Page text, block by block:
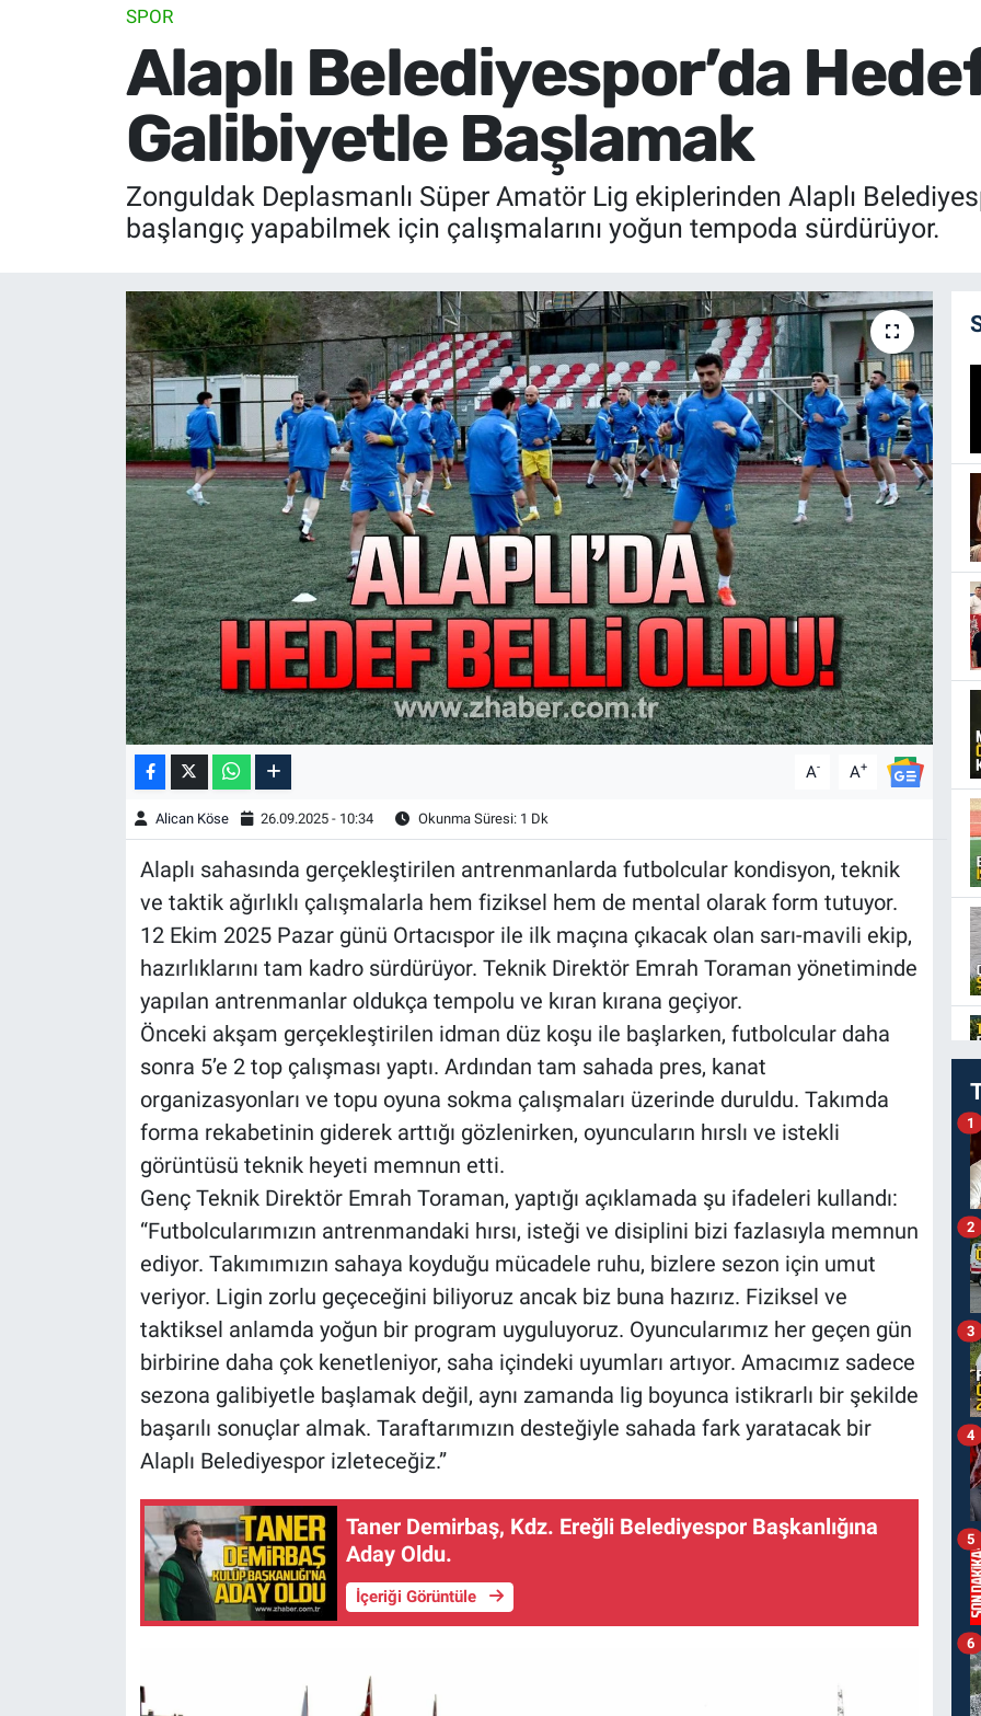
SPOR
Alaplı Belediyespor’da
Galibiyetle Başlamak
Zonguldak Deplasmanlı Süper Amatör Lig ekiplerinden Alaplı
başlangıç yapabilmek için çalışmalarını yoğun tempoda sürdürüyor.
A- A+
Alican Köse 26.09.2025 - 10:34 Okunma Süresi: 1 Dk
Alaplı sahasında gerçekleştirilen antrenmanlarda futbolcular kondisyon, teknik
ve taktik ağırlıklı çalışmalarla hem fiziksel hem de mental olarak form tutuyor.
12 Ekim 2025 Pazar günü Ortacıspor ile ilk maçına çıkacak olan sarı-mavili ekip,
hazırlıklarını tam kadro sürdürüyor. Teknik Direktör Emrah Toraman yönetiminde
yapılan antrenmanlar oldukça tempolu ve kıran kırana geçiyor.
Önceki akşam gerçekleştirilen idman düz koşu ile başlarken, futbolcular daha
sonra 5’e 2 top çalışması yaptı. Ardından tam sahada pres, kanat
organizasyonları ve topu oyuna sokma çalışmaları üzerinde duruldu. Takımda
forma rekabetinin giderek arttığı gözlenirken, oyuncuların hırslı ve istekli
görüntüsü teknik heyeti memnun etti.
Genç Teknik Direktör Emrah Toraman, yaptığı açıklamada şu ifadeleri kullandı:
“Futbolcularımızın antrenmandaki hırsı, isteği ve disiplini bizi fazlasıyla memnun
ediyor. Takımımızın sahaya koyduğu mücadele ruhu, bizlere sezon için umut
veriyor. Ligin zorlu geçeceğini biliyoruz ancak biz buna hazırız. Fiziksel ve
taktiksel anlamda yoğun bir program uyguluyoruz. Oyuncularımız her geçen gün
birbirine daha çok kenetleniyor, saha içindeki uyumları artıyor. Amacımız sadece
sezona galibiyetle başlamak değil, aynı zamanda lig boyunca istikrarlı bir şekilde
başarılı sonuçlar almak. Taraftarımızın desteğiyle sahada fark yaratacak bir
Alaplı Belediyespor izleteceğiz.”
Taner Demirbaş, Kdz. Ereğli Belediyespor Başkanlığına
Aday Oldu.
İçeriği Görüntüle
1
2
3
4
5
6